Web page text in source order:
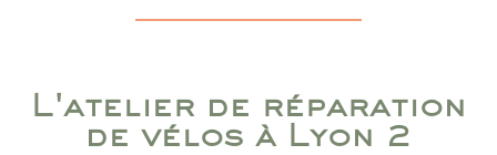
L'atelier de réparation
de vélos à Lyon 2